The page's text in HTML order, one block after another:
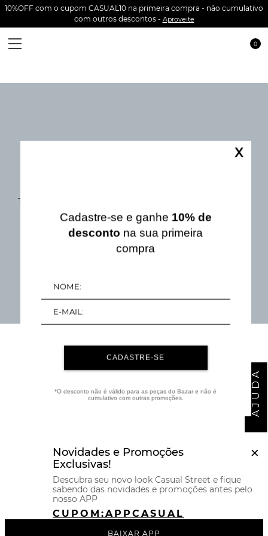
AJUDA
×
Novidades e Promoções
Exclusivas!
Descubra seu novo look Casual Street e fique
sabendo das novidades e promoções antes pelo
nosso APP
CUPOM:APPCASUAL
BAIXAR APP
X
Cadastre-se e ganhe 10% de
desconto na sua primeira
compra
CADASTRE-SE
*O desconto não é válido para as peças do Bazar e não é
cumulativo com outras promoções.
10%OFF com o cupom CASUAL10 na primeira compra - não cumulativo
com outros descontos - Aproveite
0
Ops!
VOLTAR PARA HOME
QUE TAL ESSESPRODUTOS?